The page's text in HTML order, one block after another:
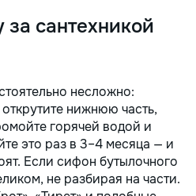
сантехникой
несложно:
открутите нижнюю часть,
горячей водой и
это раз в 3–4 месяца — и
Если сифон бутылочного
не разбирая на части.